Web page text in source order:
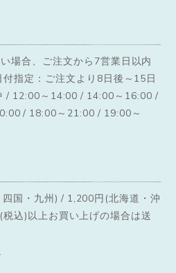
場合、ご注文から7営業日以内
付指定：ご注文より8日後～15日
/ 12:00～14:00 / 14:00～16:00 /
/ 18:00～21:00 / 19:00～
国・九州) / 1,200円(北海道・沖
込)以上お買い上げの場合は送